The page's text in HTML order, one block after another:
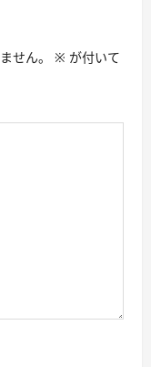
せん。 ※ が付いて